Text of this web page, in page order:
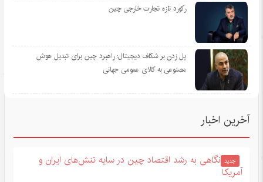
رکورد تازه تجارت خارجی چین
پل زدن بر شکاف دیجیتال: راهبرد چین برای تبدیل هوش
مصنوعی به کالای عمومی جهانی
آخرین اخبار
جدید نگاهی به رشد اقتصاد چین در سایه تنش‌های ایران و
آمریکا